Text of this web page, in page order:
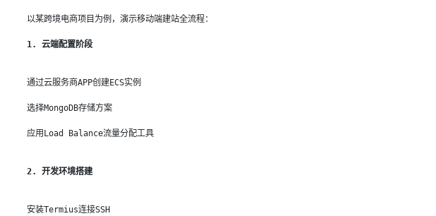
以某跨境电商项目为例，演示移动端建站全流程：
1. 云端配置阶段
通过云服务商APP创建ECS实例
选择MongoDB存储方案
应用Load Balance流量分配工具
2. 开发环境搭建
安装Termius连接SSH